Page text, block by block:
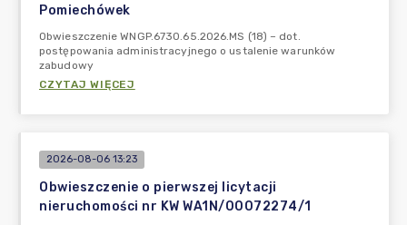
Pomiechówek
Obwieszczenie WNGP.6730.65.2026.MS (18) – dot.
postępowania administracyjnego o ustalenie warunków
zabudowy
CZYTAJ WIĘCEJ
2026-08-06 13:23
Obwieszczenie o pierwszej licytacji
nieruchomości nr KW WA1N/00072274/1